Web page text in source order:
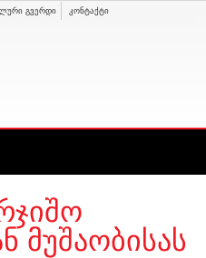
გვერდი კონტაქტი
მუშაობისას